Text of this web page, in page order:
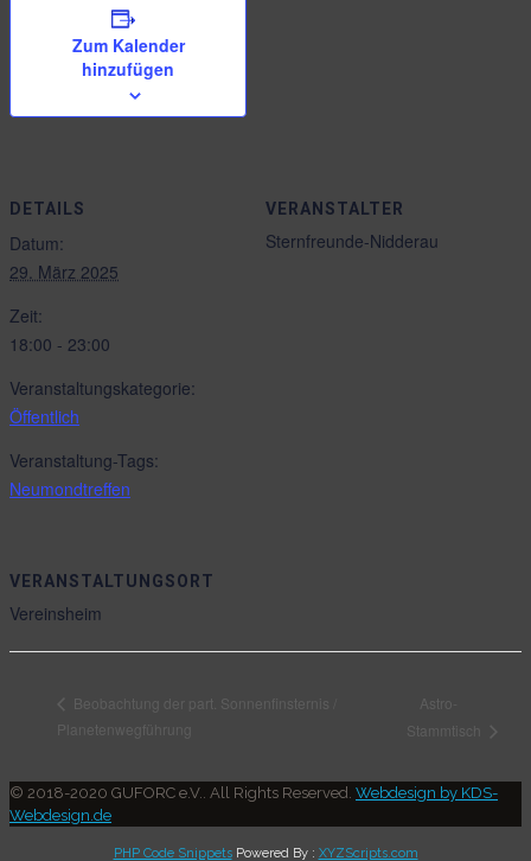
Zum Kalender
hinzufügen
DETAILS
Datum:
29. März 2025
Zeit:
18:00 - 23:00
Veranstaltungskategorie:
Öffentlich
Veranstaltung-Tags:
Neumondtreffen
VERANSTALTER
Sternfreunde-Nidderau
VERANSTALTUNGSORT
Vereinsheim
Beobachtung der part. Sonnenfinsternis /
Planetenwegführung
Astro-
Stammtisch
© 2018-2020 GUFORC e.V.. All Rights Reserved. Webdesign by KDS-
Webdesign.de
PHP Code SnippetsPowered By : XYZScripts.com